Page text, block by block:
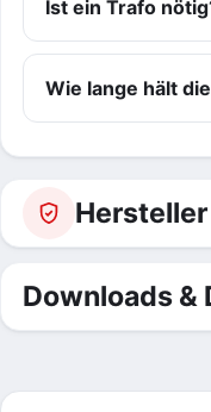
Ist ein Trafo
Wie lange hält
Downloads &